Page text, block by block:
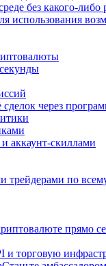
без какого-либо
использования
через
аккаунт-скиллами
трейдерами по
прямо
торговую